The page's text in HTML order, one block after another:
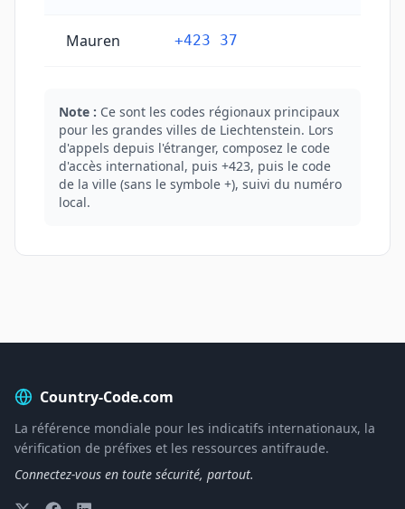
Mauren +423 37
Note : Ce sont les codes régionaux principaux
pour les grandes villes de Liechtenstein. Lors
d'appels depuis l'étranger, composez le code
d'accès international, puis +423, puis le code
de la ville (sans le symbole +), suivi du numéro
local.
Country-Code.com
La référence mondiale pour les indicatifs internationaux, la
vérification de préfixes et les ressources antifraude.
Connectez-vous en toute sécurité, partout.